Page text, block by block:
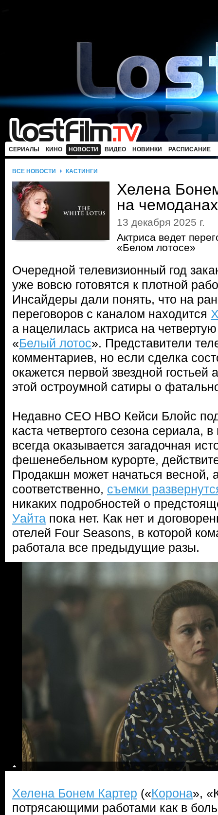
СЕРИАЛЫ КИНО НОВОСТИ ВИДЕО НОВИНКИ РАСПИСАНИЕ
ВСЕ НОВОСТИ КАСТИНГИ
Хелена
на чемоданах
13 декабря 2025 г.
Актриса ведет
«Белом лотосе»
Очередной телевизионный год
уже вовсю готовятся к плотной
Инсайдеры дали понять, что на
переговоров с каналом находится
а нацелилась актриса на
«Белый лотос». Представители
комментариев, но если сделка
окажется первой звездной гостьей
этой остроумной сатиры о
Недавно CEO HBO Кейси Блойс
каста четвертого сезона сериала, в
всегда оказывается загадочная
фешенебельном курорте,
Продакшн может начаться весной,
соответственно, съемки
никаких подробностей о
Уайта пока нет. Как нет и
отелей Four Seasons, в которой
работала все предыдущие разы.
Хелена Бонем Картер («Корона»,
потрясающими работами как в